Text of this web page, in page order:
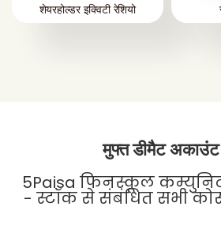
शेयरहोल्डर इक्विटी रेशियो
मुफ्त डीमैट
5Paisa फिनस्कूल
- स्टॉक से संबंधित सभी